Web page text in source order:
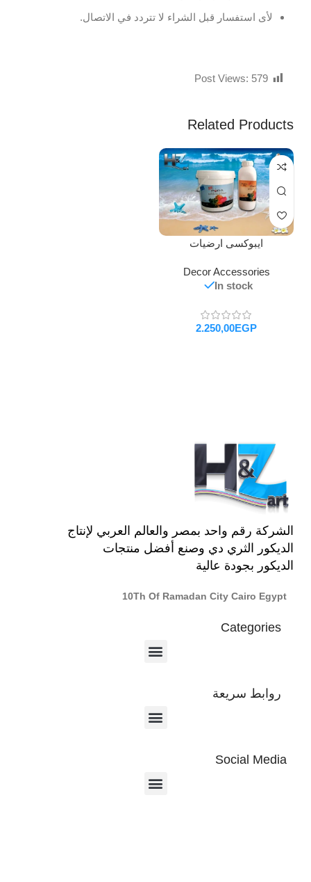
لأى استفسار قبل الشراء لا تتردد في الاتصال.
Post Views: 579
Related Products
ايبوكسى ارضيات
Decor Accessories
In stock
EGP
الشركة رقم واحد بمصر والعالم العربي لإنتاج
الديكور الثري دي وصنع أفضل منتجات
الديكور بجودة عالية
10Th Of Ramadan City Cairo Egypt
Categories
روابط سريعة
Social Media